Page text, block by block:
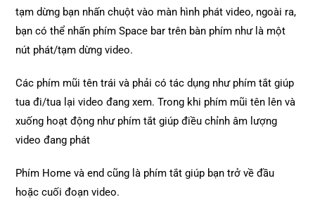
tạm dừng bạn nhấn chuột vào màn hình phát video, ngoài ra,
bạn có thể nhấn phím Space bar trên bàn phím như là một
nút phát/tạm dừng video.
Các phím mũi tên trái và phải có tác dụng như phím tắt giúp
tua đi/tua lại video đang xem. Trong khi phím mũi tên lên và
xuống hoạt động như phím tắt giúp điều chỉnh âm lượng
video đang phát
Phím Home và end cũng là phím tắt giúp bạn trở về đầu
hoặc cuối đoạn video.